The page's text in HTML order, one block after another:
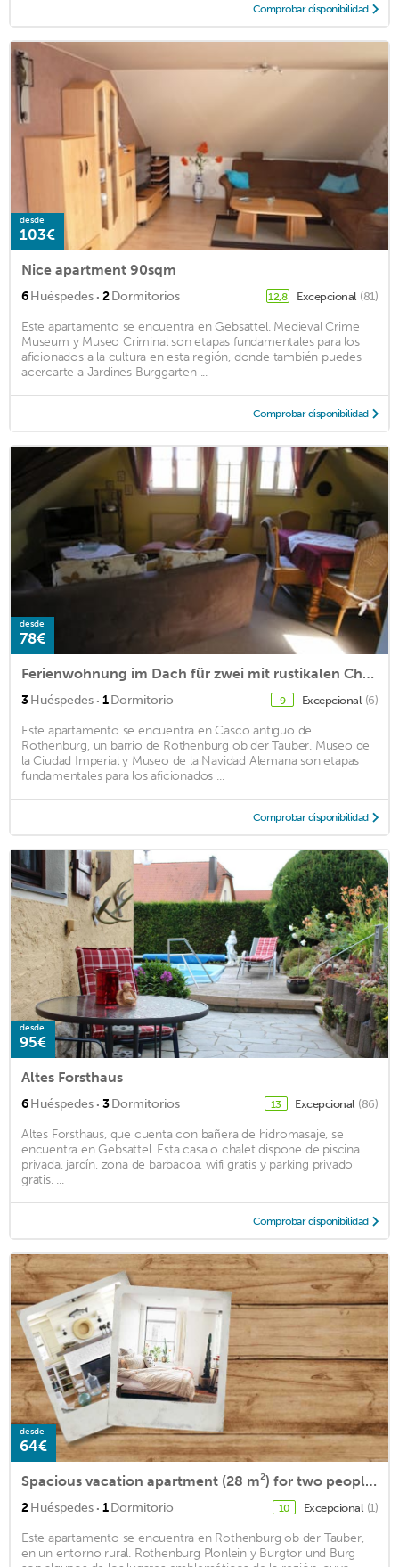
Comprobar disponibilidad
desde
103€
Nice apartment 90sqm
6Huéspedes · 2Dormitorios 12,8 Excepcional (81)
Este apartamento se encuentra en Gebsattel. Medieval Crime
Museum y Museo Criminal son etapas fundamentales para los
aficionados a la cultura en esta región, donde también puedes
acercarte a Jardines Burggarten ...
Comprobar disponibilidad
desde
78€
Ferienwohnung im Dach für zwei mit rustikalen Charme und Blick zum Wehrgang.
3Huéspedes · 1Dormitorio 9 Excepcional (6)
Este apartamento se encuentra en Casco antiguo de
Rothenburg, un barrio de Rothenburg ob der Tauber. Museo de
la Ciudad Imperial y Museo de la Navidad Alemana son etapas
fundamentales para los aficionados ...
Comprobar disponibilidad
desde
95€
Altes Forsthaus
6Huéspedes · 3Dormitorios 13 Excepcional (86)
Altes Forsthaus, que cuenta con bañera de hidromasaje, se
encuentra en Gebsattel. Esta casa o chalet dispone de piscina
privada, jardín, zona de barbacoa, wifi gratis y parking privado
gratis. ...
Comprobar disponibilidad
desde
64€
Spacious vacation apartment (28 m²) for two people with its own kitchen and free WiFi
2Huéspedes · 1Dormitorio 10 Excepcional (1)
Este apartamento se encuentra en Rothenburg ob der Tauber,
en un entorno rural. Rothenburg Plonlein y Burgtor und Burg